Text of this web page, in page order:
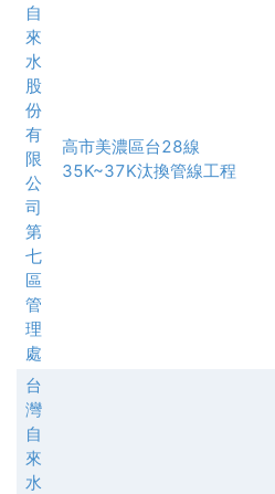
自
來
水
股
份
有
限
公
司
第
七
區
管
理
處
高市美濃區台28線
35K~37K汰換管線工程
台
灣
自
來
水